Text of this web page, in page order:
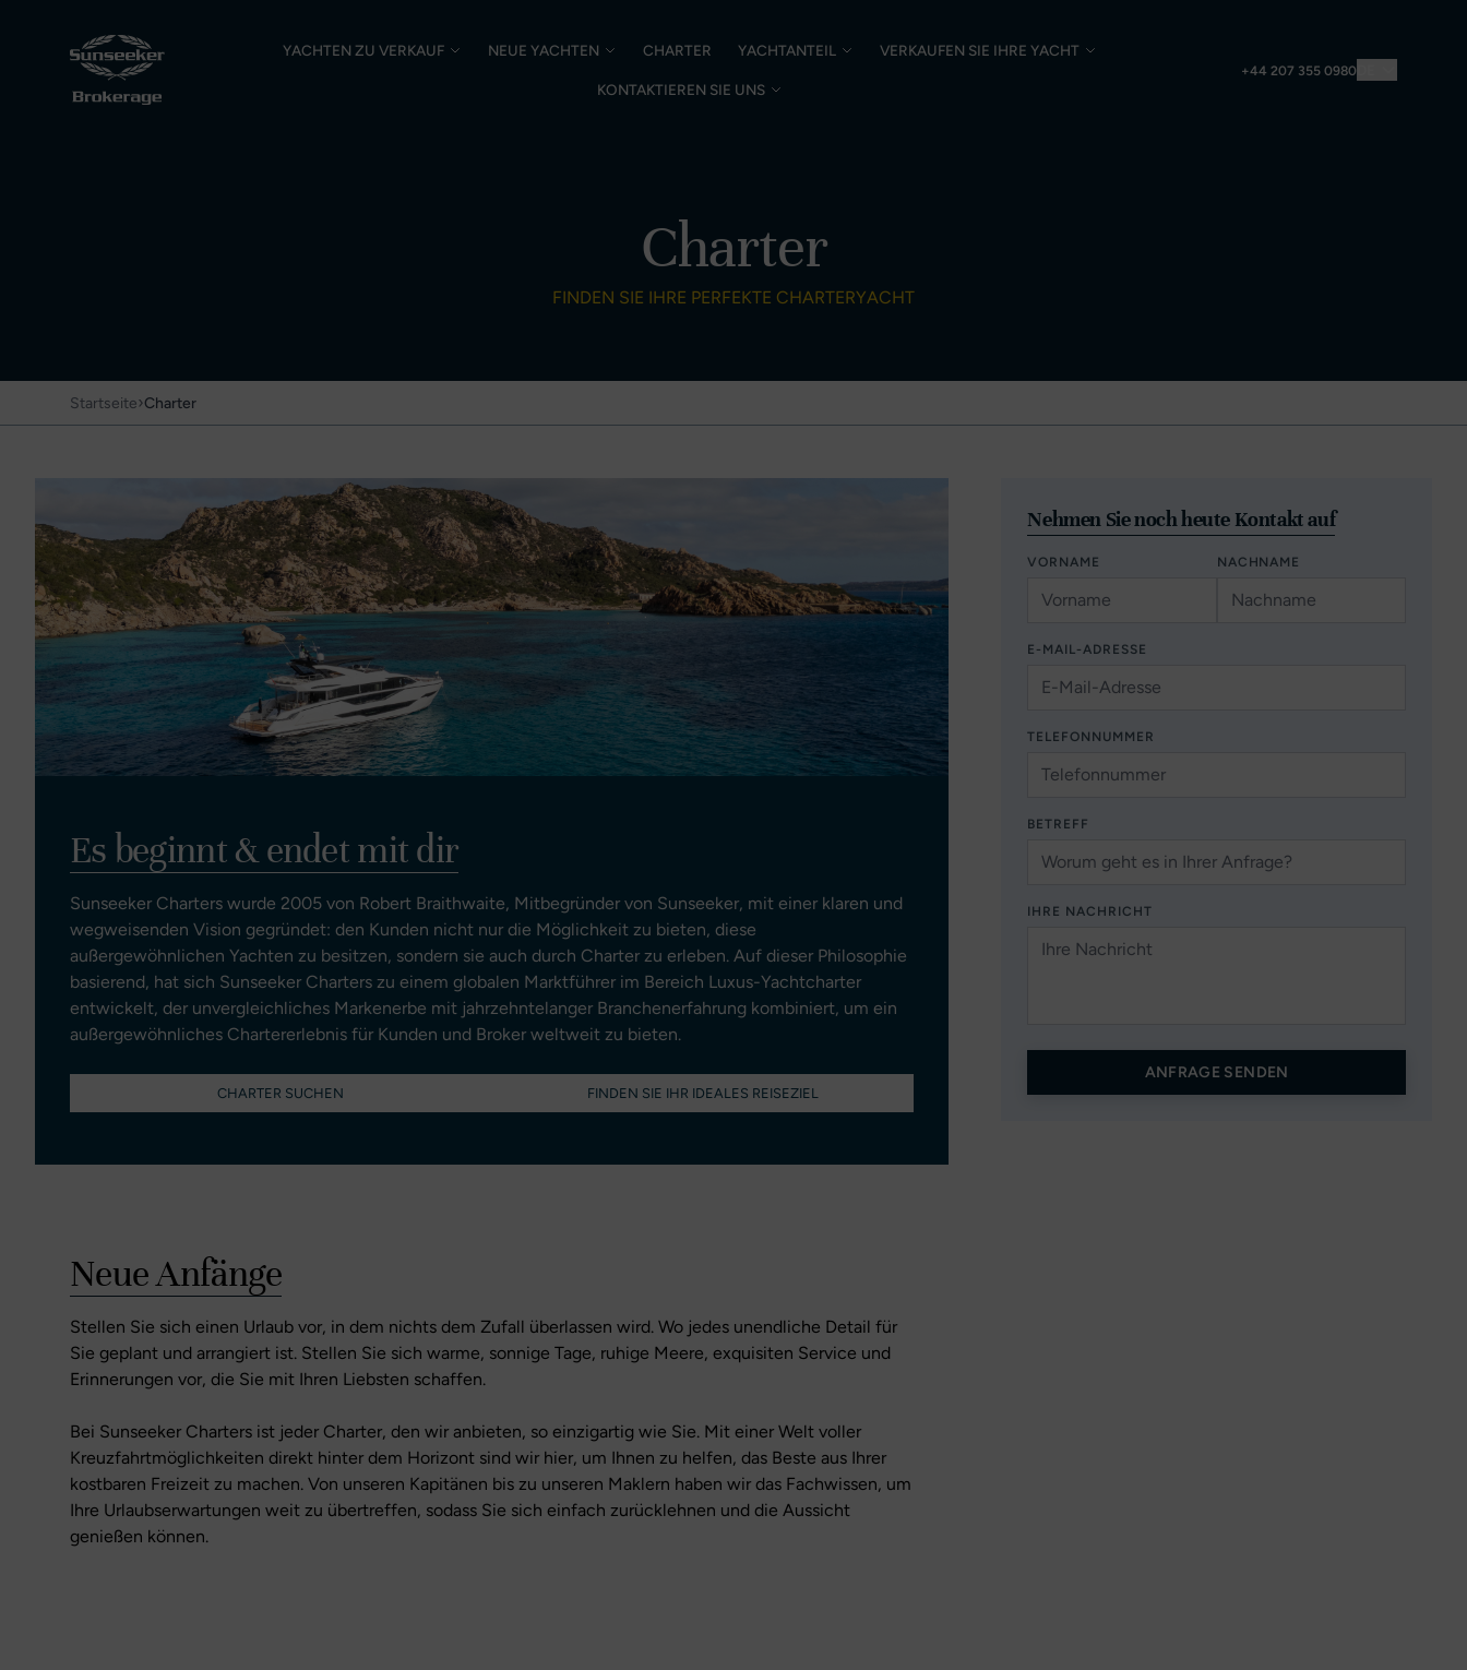
YACHTEN ZU VERKAUF NEUE YACHTEN CHARTER YACHTANTEIL VERKAUFEN SIE IHRE YACHT
KONTAKTIEREN SIE UNS
+44 207 355 0980
Charter
FINDEN SIE IHRE PERFEKTE CHARTERYACHT
Startseite›Charter
Es beginnt & endet mit dir
Sunseeker Charters wurde 2005 von Robert Braithwaite, Mitbegründer von Sunseeker, mit einer klaren und
wegweisenden Vision gegründet: den Kunden nicht nur die Möglichkeit zu bieten, diese
außergewöhnlichen Yachten zu besitzen, sondern sie auch durch Charter zu erleben. Auf dieser Philosophie
basierend, hat sich Sunseeker Charters zu einem globalen Marktführer im Bereich Luxus-Yachtcharter
entwickelt, der unvergleichliches Markenerbe mit jahrzehntelanger Branchenerfahrung kombiniert, um ein
außergewöhnliches Chartererlebnis für Kunden und Broker weltweit zu bieten.
CHARTER SUCHEN FINDEN SIE IHR IDEALES REISEZIEL
Neue Anfänge
Stellen Sie sich einen Urlaub vor, in dem nichts dem Zufall überlassen wird. Wo jedes unendliche Detail für
Sie geplant und arrangiert ist. Stellen Sie sich warme, sonnige Tage, ruhige Meere, exquisiten Service und
Erinnerungen vor, die Sie mit Ihren Liebsten schaffen.
Bei Sunseeker Charters ist jeder Charter, den wir anbieten, so einzigartig wie Sie. Mit einer Welt voller
Kreuzfahrtmöglichkeiten direkt hinter dem Horizont sind wir hier, um Ihnen zu helfen, das Beste aus Ihrer
kostbaren Freizeit zu machen. Von unseren Kapitänen bis zu unseren Maklern haben wir das Fachwissen, um
Ihre Urlaubserwartungen weit zu übertreffen, sodass Sie sich einfach zurücklehnen und die Aussicht
genießen können.
Nehmen Sie noch heute Kontakt auf
VORNAME NACHNAME
E-MAIL-ADRESSE
TELEFONNUMMER
BETREFF
IHRE NACHRICHT
ANFRAGE SENDEN